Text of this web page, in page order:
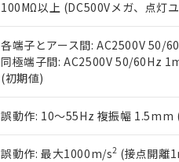
100MΩ以上 (DC500Vメガ、点灯
各端子とアース間: AC2500V 50/
同極端子間: AC2500V 50/60Hz
(初期値)
誤動作: 10～55Hz 複振幅 1.5mm
誤動作: 最大1000m/s2 (接点開離
また、RoHS指令のフタル酸
混在することから備考欄に対
既に当社にて対応品への在庫
り割愛しております。